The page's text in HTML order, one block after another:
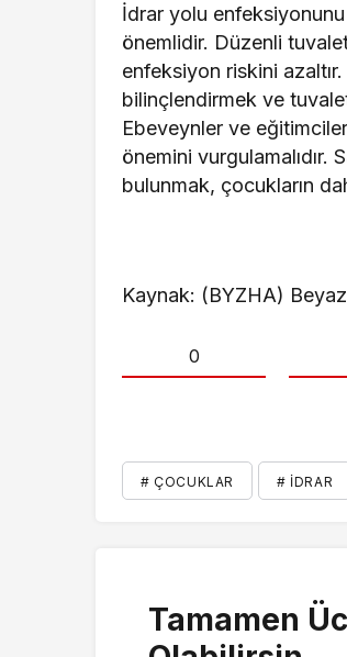
İdrar yolu enfeksiyonunu
önemlidir. Düzenli
enfeksiyon riskini
bilinçlendirmek ve
Ebeveynler ve
önemini vurgulamalıdır.
bulunmak, çocukların
Kaynak: (BYZHA)
0
# ÇOCUKLAR # İDRAR
Tamamen